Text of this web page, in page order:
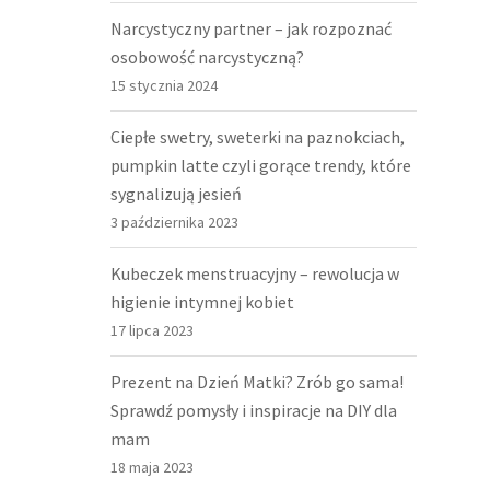
Narcystyczny partner – jak rozpoznać
osobowość narcystyczną?
15 stycznia 2024
Ciepłe swetry, sweterki na paznokciach,
pumpkin latte czyli gorące trendy, które
sygnalizują jesień
3 października 2023
Kubeczek menstruacyjny – rewolucja w
higienie intymnej kobiet
17 lipca 2023
Prezent na Dzień Matki? Zrób go sama!
Sprawdź pomysły i inspiracje na DIY dla
mam
18 maja 2023